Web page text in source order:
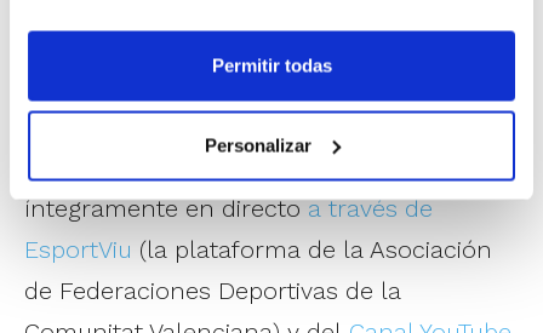
Permitir todas
Personalizar
íntegramente en directoa través de
EsportViu (la plataforma de la Asociación
de Federaciones Deportivas de la